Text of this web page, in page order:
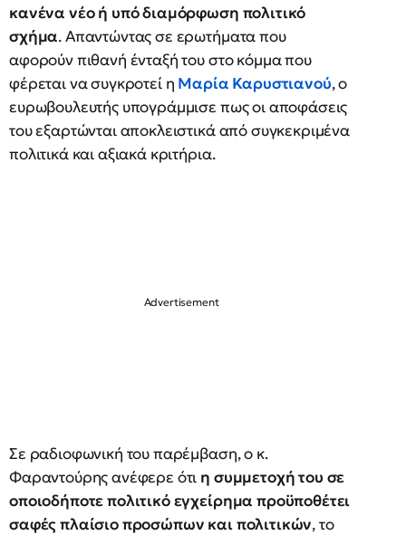
κανένα νέο ή υπό διαμόρφωση πολιτικό
σχήμα. Απαντώντας σε ερωτήματα που
αφορούν πιθανή ένταξή του στο κόμμα που
φέρεται να συγκροτεί η Μαρία Καρυστιανού, ο
ευρωβουλευτής υπογράμμισε πως οι αποφάσεις
του εξαρτώνται αποκλειστικά από συγκεκριμένα
πολιτικά και αξιακά κριτήρια.
Σε ραδιοφωνική του παρέμβαση, ο κ.
Φαραντούρης ανέφερε ότι η συμμετοχή του σε
οποιοδήποτε πολιτικό εγχείρημα προϋποθέτει
σαφές πλαίσιο προσώπων και πολιτικών, το